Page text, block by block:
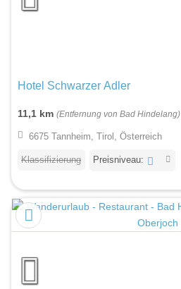
Hotel Schwarzer Adler
11,1 km (Entfernung von Bad Hindelang)
6675 Tannheim, Tirol, Österreich
Klassifizierung Preisniveau: